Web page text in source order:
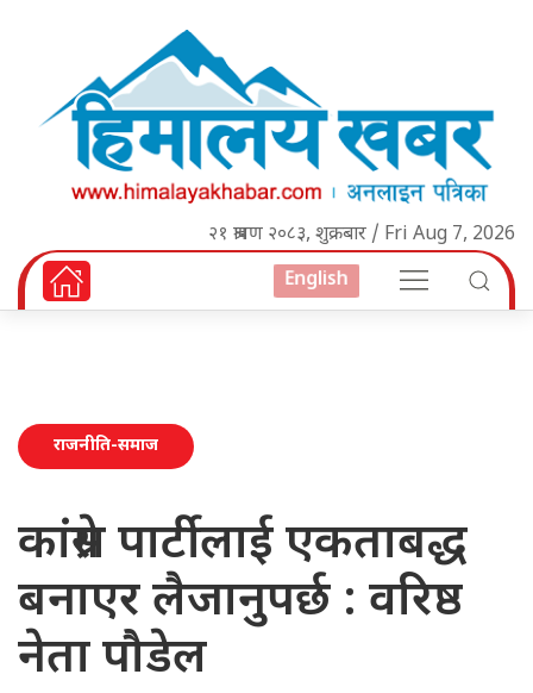
२१ श्रावण २०८३, शुक्रबार / Fri Aug 7, 2026
English
राजनीति-समाज
कांग्रेस पार्टीलाई एकताबद्ध
बनाएर लैजानुपर्छ : वरिष्ठ
नेता पौडेल